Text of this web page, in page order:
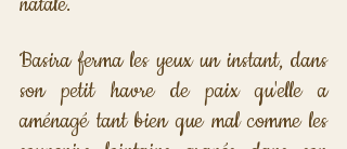
Basira ferma les yeux un instant, dans
son petit havre de paix qu'elle a
aménagé tant bien que mal comme les